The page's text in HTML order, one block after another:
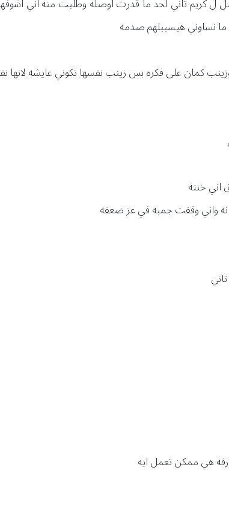
ل كريم تاني لحد ما قدرت اوصله وطلبت منه اني
نساوني هيسببلهم صدمه
كمان على فكره بس زينب نفسها تكوني عايشه
اني خنته
واني وقفت جمبه في عز ضعفه
هي ممكن تعمل ايه